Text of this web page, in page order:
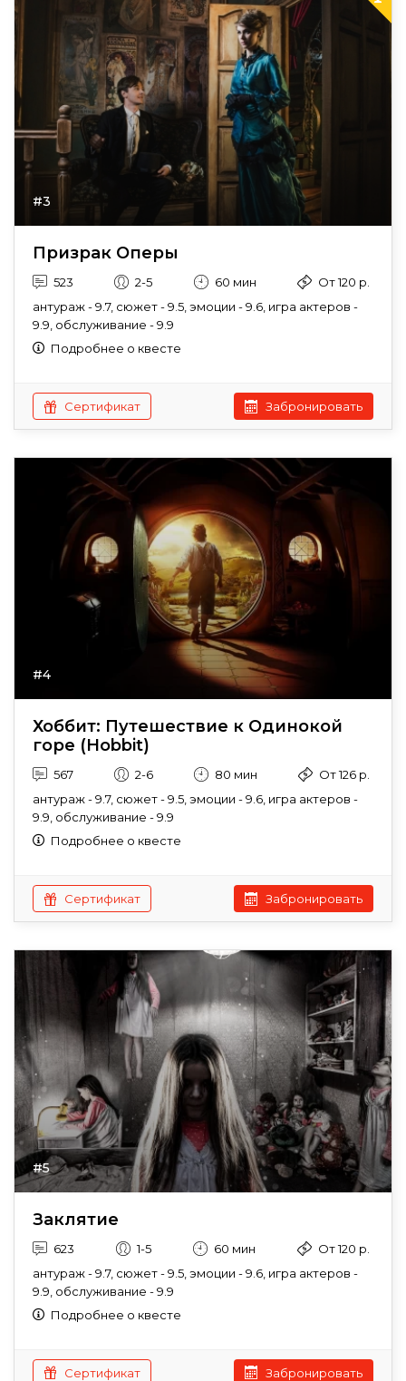
#3
Призрак Оперы
523 2-5 60 мин
От 120 р.
антураж - 9.7, сюжет - 9.5, эмоции - 9.6, игра актеров -
9.9, обслуживание - 9.9
Подробнее о квесте
Сертификат Забронировать
#4
Хоббит: Путешествие к Одинокой
горе (Hobbit)
567 2-6 80 мин
От 126 р.
антураж - 9.7, сюжет - 9.5, эмоции - 9.6, игра актеров -
9.9, обслуживание - 9.9
Подробнее о квесте
Сертификат Забронировать
#5
Заклятие
623 1-5 60 мин
От 120 р.
антураж - 9.7, сюжет - 9.5, эмоции - 9.6, игра актеров -
9.9, обслуживание - 9.9
Подробнее о квесте
Сертификат Забронировать